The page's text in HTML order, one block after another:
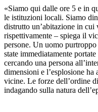
«Siamo qui dalle ore 5 e in
le istituzioni locali. Siamo
distrutto un’abitazione in
rispettivamente – spiega il
persone. Un uomo
state immediatamente
cercando una persona
dimensioni e l’esplosione
vicine. Le forze dell’ordine
indagando sulla natura